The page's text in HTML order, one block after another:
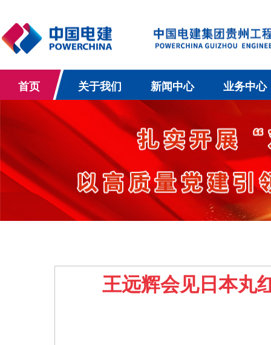
首页 关于我们 新闻中心 业务中心
王远辉会见日本丸